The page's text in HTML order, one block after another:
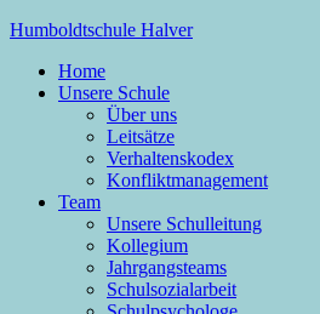
Zum
springen
Humboldtschule Halver
Sekundarschule der Stadt Halver
Home
Unsere Schule
Über uns
Leitsätze
Verhaltenskodex
Konfliktmanagement
Team
Unsere Schulleitung
Kollegium
Jahrgangsteams
Schulsozialarbeit